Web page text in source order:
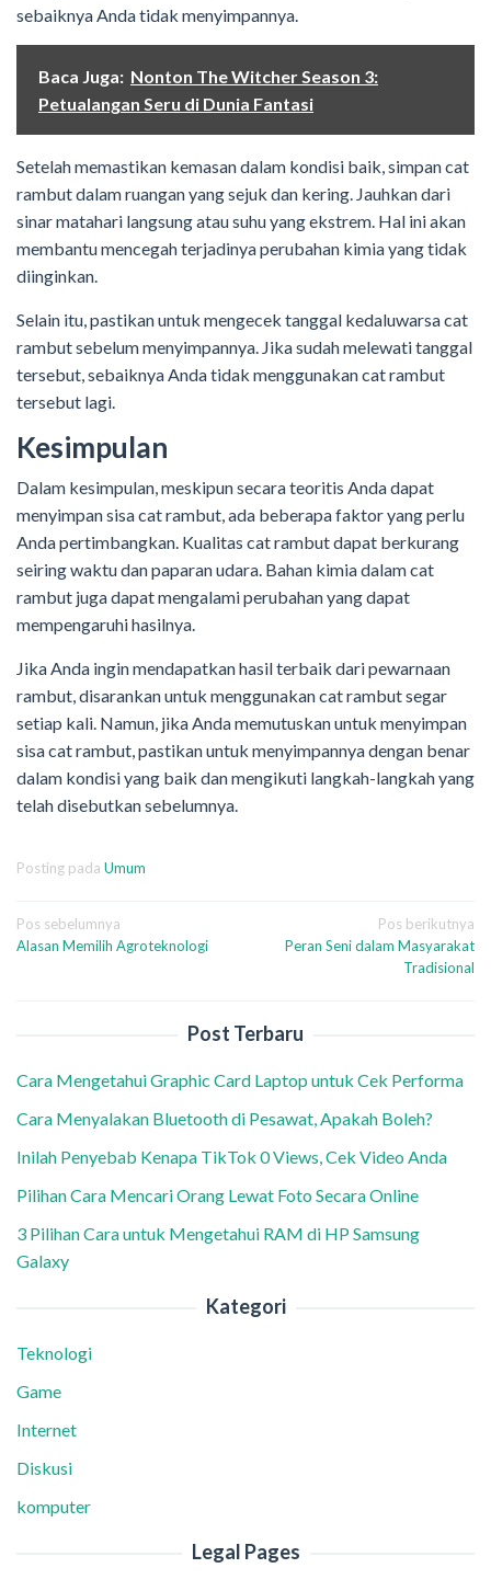
sebaiknya Anda tidak menyimpannya.
Baca Juga: Nonton The Witcher Season 3:
Petualangan Seru di Dunia Fantasi
Setelah memastikan kemasan dalam kondisi baik, simpan cat
rambut dalam ruangan yang sejuk dan kering. Jauhkan dari
sinar matahari langsung atau suhu yang ekstrem. Hal ini akan
membantu mencegah terjadinya perubahan kimia yang tidak
diinginkan.
Selain itu, pastikan untuk mengecek tanggal kedaluwarsa cat
rambut sebelum menyimpannya. Jika sudah melewati tanggal
tersebut, sebaiknya Anda tidak menggunakan cat rambut
tersebut lagi.
Kesimpulan
Dalam kesimpulan, meskipun secara teoritis Anda dapat
menyimpan sisa cat rambut, ada beberapa faktor yang perlu
Anda pertimbangkan. Kualitas cat rambut dapat berkurang
seiring waktu dan paparan udara. Bahan kimia dalam cat
rambut juga dapat mengalami perubahan yang dapat
mempengaruhi hasilnya.
Jika Anda ingin mendapatkan hasil terbaik dari pewarnaan
rambut, disarankan untuk menggunakan cat rambut segar
setiap kali. Namun, jika Anda memutuskan untuk menyimpan
sisa cat rambut, pastikan untuk menyimpannya dengan benar
dalam kondisi yang baik dan mengikuti langkah-langkah yang
telah disebutkan sebelumnya.
Posting pada Umum
Navigasi
pos
Pos sebelumnya
Alasan Memilih Agroteknologi
Pos berikutnya
Peran Seni dalam Masyarakat
Tradisional
Post Terbaru
Cara Mengetahui Graphic Card Laptop untuk Cek Performa
Cara Menyalakan Bluetooth di Pesawat, Apakah Boleh?
Inilah Penyebab Kenapa TikTok 0 Views, Cek Video Anda
Pilihan Cara Mencari Orang Lewat Foto Secara Online
3 Pilihan Cara untuk Mengetahui RAM di HP Samsung
Galaxy
Kategori
Teknologi
Game
Internet
Diskusi
komputer
Legal Pages